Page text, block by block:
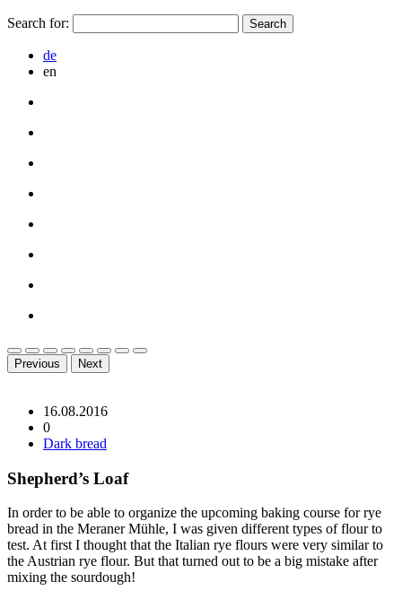
Search for:
de
en
Previous Next
16.08.2016
0
Dark bread
Shepherd’s Loaf
In order to be able to organize the upcoming baking course for rye
bread in the Meraner Mühle, I was given different types of flour to
test. At first I thought that the Italian rye flours were very similar to
the Austrian rye flour. But that turned out to be a big mistake after
mixing the sourdough!